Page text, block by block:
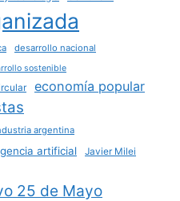
desarrollo nacional
sostenible
economía popular
argentina
artificial Javier Milei
25 de Mayo